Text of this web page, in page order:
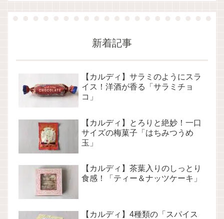
新着記事
【カルディ】サラミのようにスラ
イス！洋酒が香る「サラミチョ
コ」
【カルディ】とろりと絶妙！一口
サイズの梅菓子「はちみつうめ
玉」
【カルディ】茶葉入りのしっとり
食感！「ティー＆ナッツケーキ」
【カルディ】4種類の「スパイス